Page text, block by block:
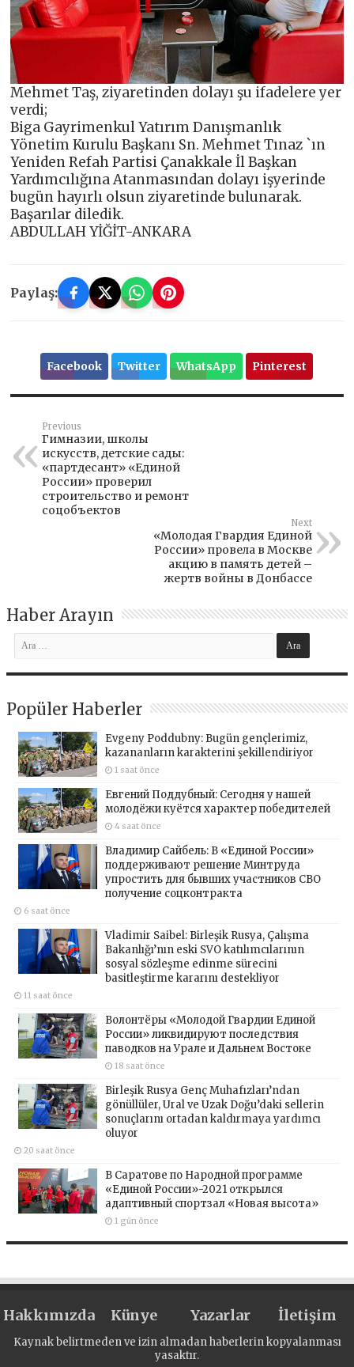
Mehmet Taş, ziyaretinden dolayı şu ifadelere yer
verdi;
Biga Gayrimenkul Yatırım Danışmanlık
Yönetim Kurulu Başkanı Sn. Mehmet Tınaz `ın
Yeniden Refah Partisi Çanakkale İl Başkan
Yardımcılığına Atanmasından dolayı işyerinde
bugün hayırlı olsun ziyaretinde bulunarak.
Başarılar diledik.
ABDULLAH YİĞİT-ANKARA
Paylaş:
Facebook Twitter WhatsApp Pinterest
Previous
Гимназии, школы
искусств, детские сады:
«партдесант» «Единой
России» проверил
строительство и ремонт
соцобъектов
Next
«Молодая Гвардия Единой
России» провела в Москве
акцию в память детей –
жертв войны в Донбассе
Haber Arayın
Popüler Haberler
Evgeny Poddubny: Bugün gençlerimiz,
kazananların karakterini şekillendiriyor
1 saat önce
Евгений Поддубный: Сегодня у нашей
молодёжи куётся характер победителей
4 saat önce
Владимир Сайбель: В «Единой России»
поддерживают решение Минтруда
упростить для бывших участников СВО
получение соцконтракта
6 saat önce
Vladimir Saibel: Birleşik Rusya, Çalışma
Bakanlığı’nın eski SVO katılımcılarının
sosyal sözleşme edinme sürecini
basitleştirme kararını destekliyor
11 saat önce
Волонтёры «Молодой Гвардии Единой
России» ликвидируют последствия
паводков на Урале и Дальнем Востоке
18 saat önce
Birleşik Rusya Genç Muhafızları’ndan
gönüllüler, Ural ve Uzak Doğu’daki sellerin
sonuçlarını ortadan kaldırmaya yardımcı
oluyor
20 saat önce
В Саратове по Народной программе
«Единой России»-2021 открылся
адаптивный спортзал «Новая высота»
1 gün önce
Hakkımızda Künye Yazarlar İletişim
Kaynak belirtmeden ve izin almadan haberlerin kopyalanması
yasaktır.